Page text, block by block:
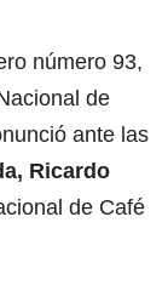
número 93,
de
ante las
Ricardo
de Café